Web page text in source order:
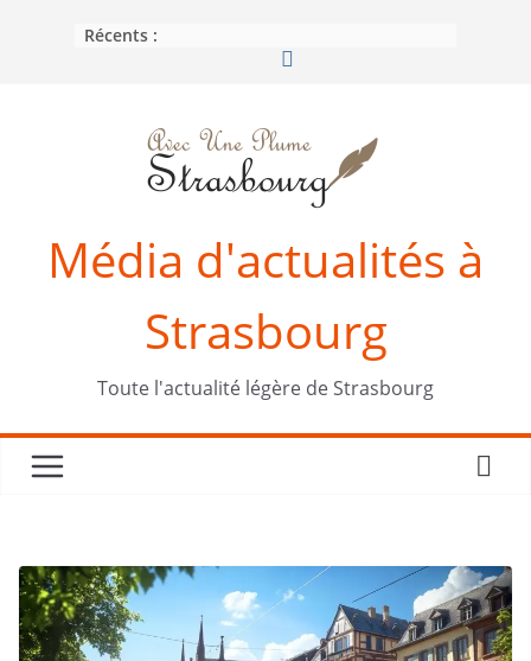
Récents :
Média d'actualités à
Strasbourg
Toute l'actualité légère de Strasbourg